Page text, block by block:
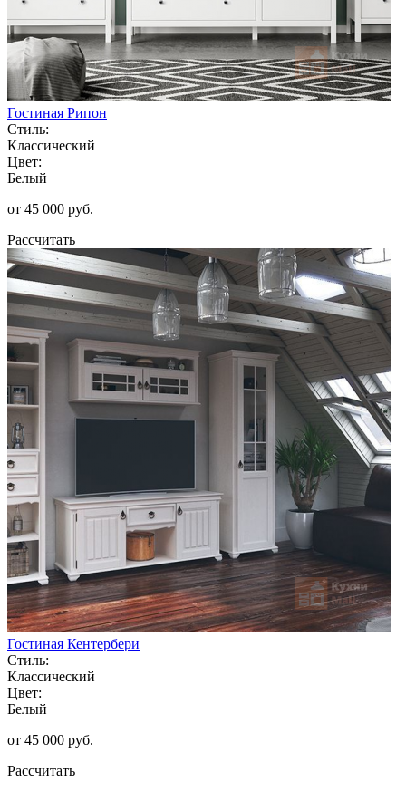
Гостиная Рипон
Стиль:
Классический
Цвет:
Белый
от 45 000 руб.
Рассчитать
Гостиная Кентербери
Стиль:
Классический
Цвет:
Белый
от 45 000 руб.
Рассчитать